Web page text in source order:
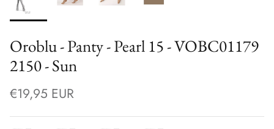
Oroblu - Panty - Pearl 15 - VOBC01179
2150 - Sun
€19,95 EUR